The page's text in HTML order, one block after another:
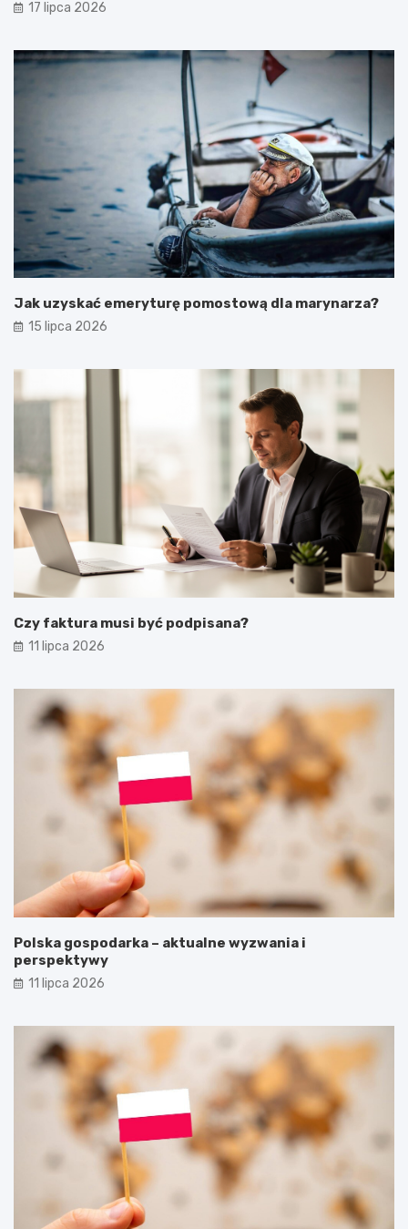
17 lipca 2026
Jak uzyskać emeryturę pomostową dla marynarza?
15 lipca 2026
Czy faktura musi być podpisana?
11 lipca 2026
Polska gospodarka – aktualne wyzwania i
perspektywy
11 lipca 2026